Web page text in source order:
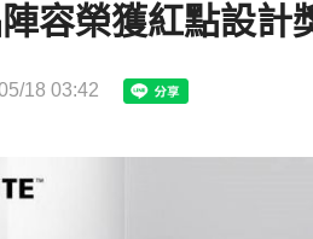
容榮獲紅點設計
18 03:42